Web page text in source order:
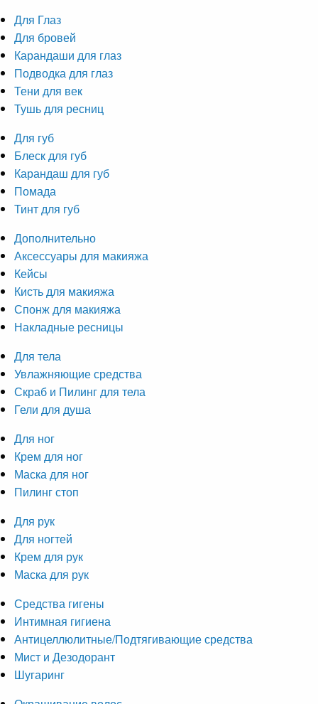
Для Глаз
Для бровей
Карандаши для глаз
Подводка для глаз
Тени для век
Тушь для ресниц
Для губ
Блеск для губ
Карандаш для губ
Помада
Тинт для губ
Дополнительно
Аксессуары для макияжа
Кейсы
Кисть для макияжа
Спонж для макияжа
Накладные ресницы
Для тела
Увлажняющие средства
Скраб и Пилинг для тела
Гели для душа
Для ног
Крем для ног
Маска для ног
Пилинг стоп
Для рук
Для ногтей
Крем для рук
Маска для рук
Средства гигены
Интимная гигиена
Антицеллюлитные/Подтягивающие средства
Мист и Дезодорант
Шугаринг